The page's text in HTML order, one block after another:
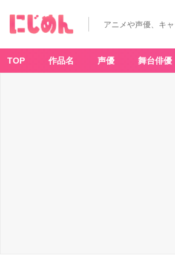
アニメや声優、キ
TOP 作品名 声優 舞台俳優